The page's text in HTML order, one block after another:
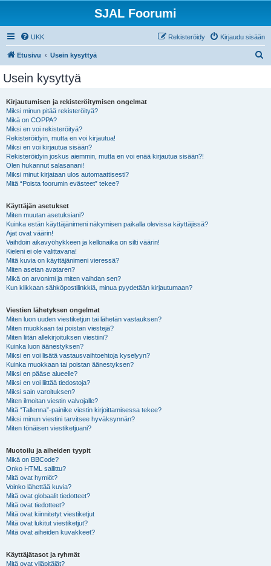
SJAL Foorumi
UKK Kirjaudu sisään
Rekisteröidy
Etusivu Usein kysyttyä
Usein kysyttyä
Kirjautumisen ja rekisteröitymisen ongelmat
Miksi minun pitää rekisteröityä?
Mikä on COPPA?
Miksi en voi rekisteröityä?
Rekisteröidyin, mutta en voi kirjautua!
Miksi en voi kirjautua sisään?
Rekisteröidyin joskus aiemmin, mutta en voi enää kirjautua sisään?!
Olen hukannut salasanani!
Miksi minut kirjataan ulos automaattisesti?
Mitä “Poista foorumin evästeet” tekee?
Käyttäjän asetukset
Miten muutan asetuksiani?
Kuinka estän käyttäjänimeni näkymisen paikalla olevissa käyttäjissä?
Ajat ovat väärin!
Vaihdoin aikavyöhykkeen ja kellonaika on silti väärin!
Kieleni ei ole valittavana!
Mitä kuvia on käyttäjänimeni vieressä?
Miten asetan avataren?
Mikä on arvonimi ja miten vaihdan sen?
Kun klikkaan sähköpostilinkkiä, minua pyydetään kirjautumaan?
Viestien lähetyksen ongelmat
Miten luon uuden viestiketjun tai lähetän vastauksen?
Miten muokkaan tai poistan viestejä?
Miten liitän allekirjoituksen viestiini?
Kuinka luon äänestyksen?
Miksi en voi lisätä vastausvaihtoehtoja kyselyyn?
Kuinka muokkaan tai poistan äänestyksen?
Miksi en pääse alueelle?
Miksi en voi liittää tiedostoja?
Miksi sain varoituksen?
Miten ilmoitan viestin valvojalle?
Mitä “Tallenna”-painike viestin kirjoittamisessa tekee?
Miksi minun viestini tarvitsee hyväksynnän?
Miten tönäisen viestiketjuani?
Muotoilu ja aiheiden tyypit
Mikä on BBCode?
Onko HTML sallittu?
Mitä ovat hymiöt?
Voinko lähettää kuvia?
Mitä ovat globaalit tiedotteet?
Mitä ovat tiedotteet?
Mitä ovat kiinnitetyt viestiketjut
Mitä ovat lukitut viestiketjut?
Mitä ovat aiheiden kuvakkeet?
Käyttäjätasot ja ryhmät
Mitä ovat ylläpitäjät?